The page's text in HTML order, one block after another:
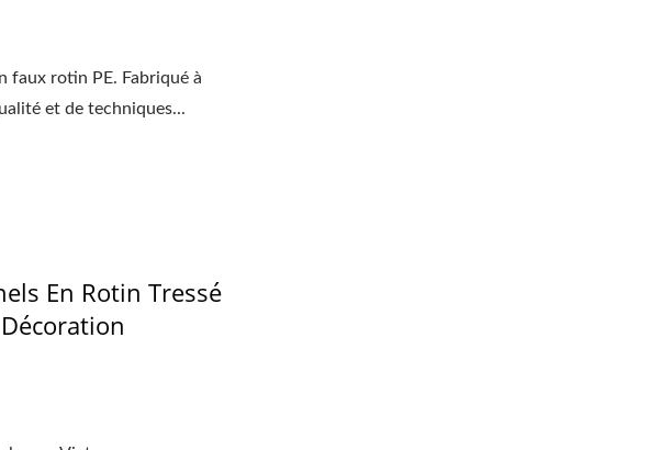
faux rotin PE. Fabriqué à
et de techniques...
En Rotin Tressé